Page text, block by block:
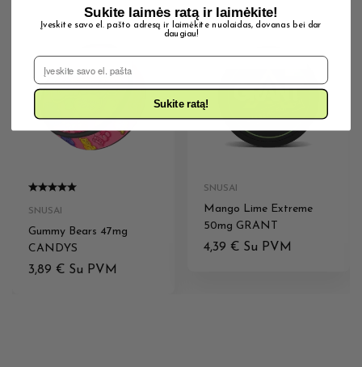
IŠPARDUOTA
SNUSAI
Gummy Bears 47mg
CANDYS
3,89 € Su PVM
IŠPARDUOTA
SNUSAI
Mango Lime Extreme
50mg GRANT
4,39 € Su PVM
Sukite laimės ratą ir laimėkite!
Įveskite savo el. pašto adresą ir laimėkite nuolaidas, dovanas bei dar
daugiau!
El. Pašto adresas
Sukite ratą!